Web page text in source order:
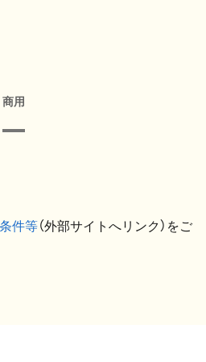
商用
件等（外部サイトへリンク）をご